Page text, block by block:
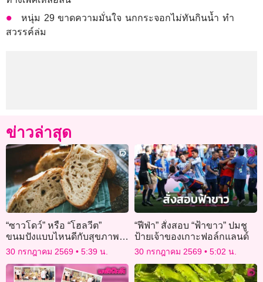
หนุ่ม 29 ขาดความมั่นใจ นกกระจอกไม่ทันกินน้ำ ทำ
สวรรค์ล่ม
ข่าวล่าสุด
“ซาวโดว์” หรือ “โฮลวีต”
ขนมปังแบบไหนดีกับสุขภาพ
ลำไส้
30 กรกฎาคม 2569 5:39 น.
“ฟีฟ่า” สั่งสอบ “ฟ้าขาว” ปมชู
ป้ายเจ้าของเกาะฟอล์กแลนด์
30 กรกฎาคม 2569 5:02 น.